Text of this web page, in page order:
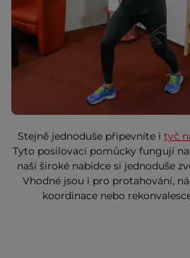
Stejně jednoduše připevníte i tyč
Tyto posilovací pomůcky fungují
naší široké nabídce si jednoduše
Vhodné jsou i pro protahování,
koordinace nebo